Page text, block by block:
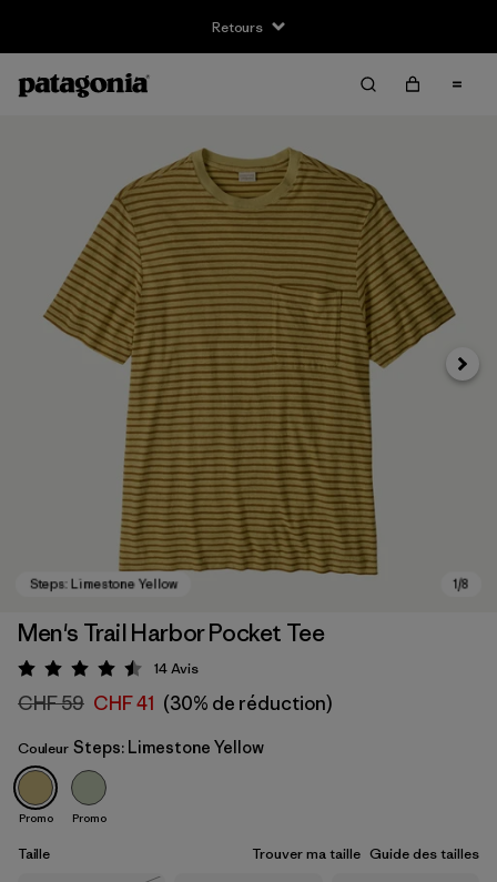
Retours
Men's Trail Harbor Pocket Tee
Évaluation: 4.5 / 5
14Avis
CHF 59 CHF 41 (30% de réduction)
Couleur Steps: Limestone Yellow
Promo Promo
Taille Trouver ma taille Guide des tailles